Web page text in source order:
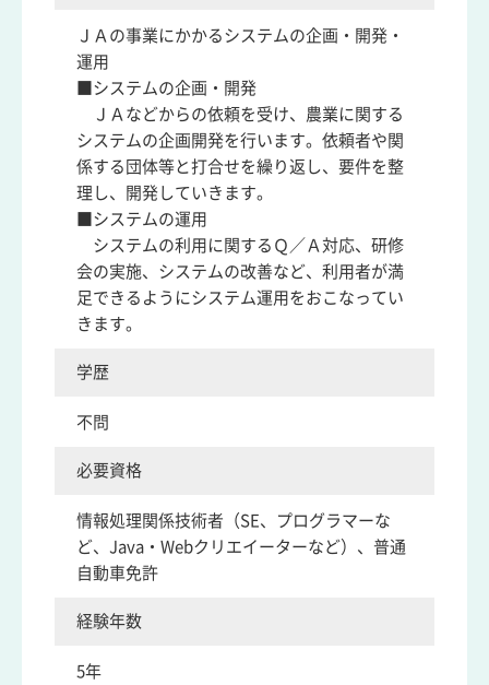
ＪＡの事業にかかるシステムの企画・開発・
運用
■システムの企画・開発
ＪＡなどからの依頼を受け、農業に関する
システムの企画開発を行います。依頼者や関
係する団体等と打合せを繰り返し、要件を整
理し、開発していきます。
■システムの運用
システムの利用に関するＱ／Ａ対応、研修
会の実施、システムの改善など、利用者が満
足できるようにシステム運用をおこなってい
きます。
学歴
不問
必要資格
情報処理関係技術者（SE、プログラマーな
ど、Java・Webクリエイーターなど）、普通
自動車免許
経験年数
5年